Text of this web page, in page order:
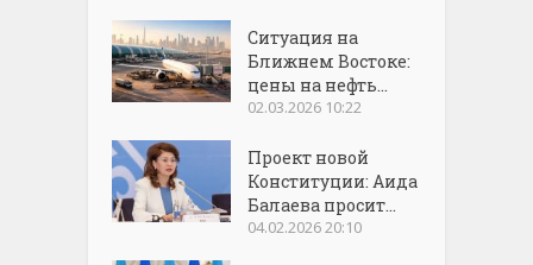
Ситуация на
Ближнем Востоке:
цены на нефть...
02.03.2026 10:22
Проект новой
Конституции: Аида
Балаева просит...
04.02.2026 20:10